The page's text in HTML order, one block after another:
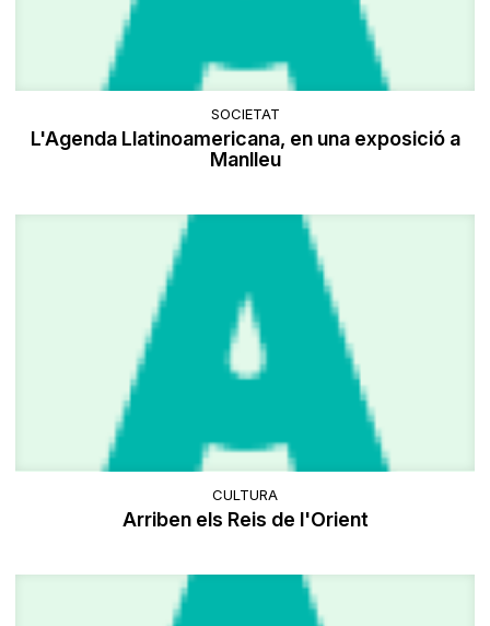
SOCIETAT
L'Agenda Llatinoamericana, en una exposició a
Manlleu
CULTURA
Arriben els Reis de l'Orient